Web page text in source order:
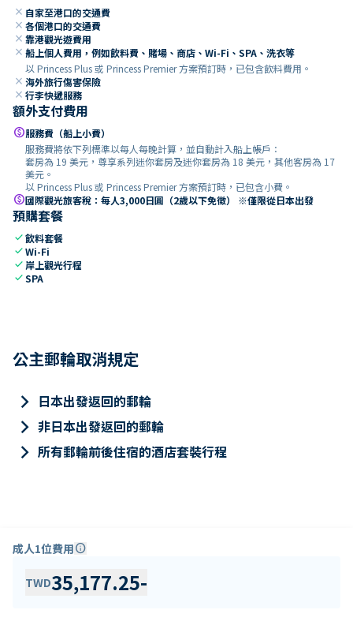
close 自家至港口的交通費
close 各個港口的交通費
close 靠港觀光遊費用
close 船上個人費用，例如飲料費、賭場、商店、Wi-Fi、SPA、洗衣等
以 Princess Plus 或 Princess Premier 方案預訂時，已包含飲料費用。
close 海外旅行傷害保險
close 行李快遞服務
額外支付費用
paid服務費（船上小費）
服務費將依下列標準以每人每晚計算，並自動計入船上帳戶：
套房為 19 美元，尊享系列迷你套房及迷你套房為 18 美元，其他客房為 17
美元。
以 Princess Plus 或 Princess Premier 方案預訂時，已包含小費。
paid國際觀光旅客稅：每人3,000日圓（2歲以下免徵） ※僅限從日本出發
預購套餐
check飲料套餐
checkWi-Fi
check 岸上觀光行程
checkSPA
公主郵輪取消規定
keyboard_arrow_right 日本出發返回的郵輪
keyboard_arrow_right 非日本出發返回的郵輪
keyboard_arrow_right 所有郵輪前後住宿的酒店套裝行程
成人1位費用info
TWD35,177.25-